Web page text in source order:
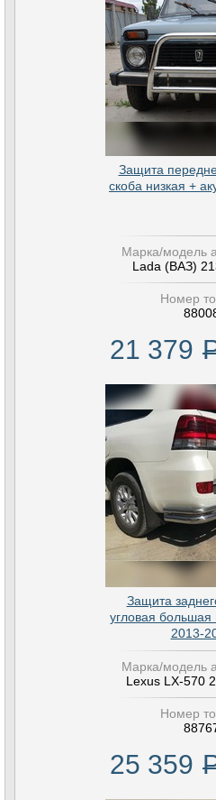
Защита
скоба низкая +
Марка/модель
Lada (ВАЗ)
Номер
21 379
Защита
угловая
2013-
Марка/модель
Lexus LX-570
Номер
25 359